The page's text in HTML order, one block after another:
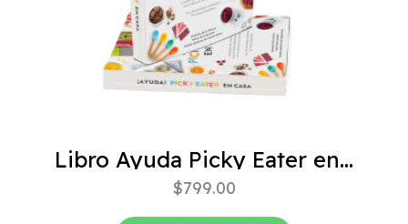
Libro Ayuda Picky Eater en casa
$799.00